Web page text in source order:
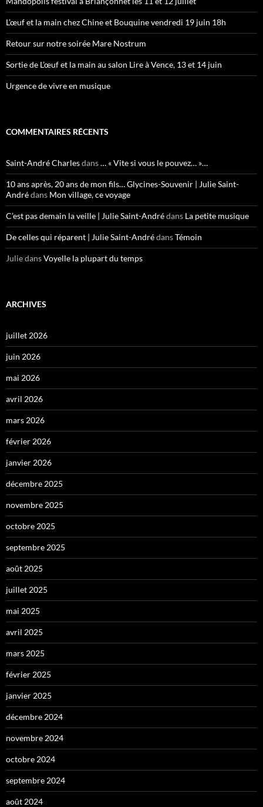
L’œuf et la main chez Chine et Bouquine vendredi 19 juin 18h
Retour sur notre soirée Mare Nostrum
Sortie de L’œuf et la main au salon Lire à Vence, 13 et 14 juin
Urgence de vivre en musique
COMMENTAIRES RÉCENTS
Saint-André Charlesdans… « Vite si vous le pouvez… »…
10 ans après, 20 ans de mon fils… Glycines-Souvenir | Julie Saint-
Andrédans Mon village, ce voyage
C’est pas demain la veille | Julie Saint-Andrédans La petite musique
De celles qui réparent | Julie Saint-AndrédansTémoin
JuliedansVoyelle la plupart du temps
ARCHIVES
juillet 2026
juin 2026
mai 2026
avril 2026
mars 2026
février 2026
janvier 2026
décembre 2025
novembre 2025
octobre 2025
septembre 2025
août 2025
juillet 2025
mai 2025
avril 2025
mars 2025
février 2025
janvier 2025
décembre 2024
novembre 2024
octobre 2024
septembre 2024
août 2024